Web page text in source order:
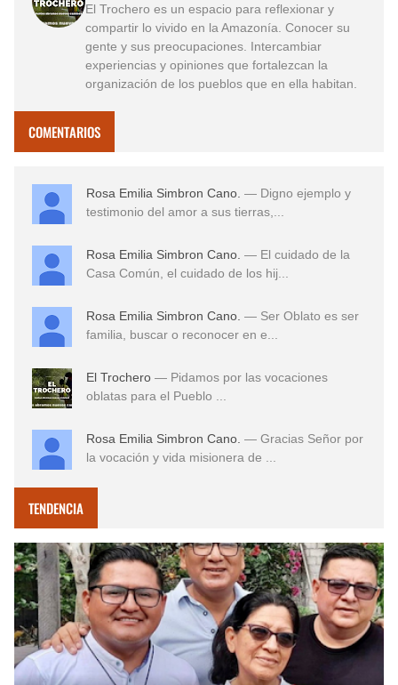
El Trochero es un espacio para reflexionar y
compartir lo vivido en la Amazonía. Conocer su
gente y sus preocupaciones. Intercambiar
experiencias y opiniones que fortalezcan la
organización de los pueblos que en ella habitan.
COMENTARIOS
Rosa Emilia Simbron Cano. — Digno ejemplo y
testimonio del amor a sus tierras,...
Rosa Emilia Simbron Cano. — El cuidado de la
Casa Común, el cuidado de los hij...
Rosa Emilia Simbron Cano. — Ser Oblato es ser
familia, buscar o reconocer en e...
El Trochero — Pidamos por las vocaciones
oblatas para el Pueblo ...
Rosa Emilia Simbron Cano. — Gracias Señor por
la vocación y vida misionera de ...
TENDENCIA